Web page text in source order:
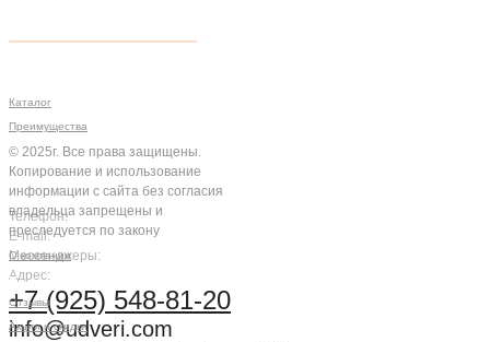
Телефон:
E-mail:
Мессенджеры:
Адрес:
+7 (925) 548-81-20
info@udveri.com
Мы на связи
Каталог
Преимущества
© 2025г. Все права защищены.
Копирование и использование
информации с сайта без согласия
владельца запрещены и
преследуется по закону
О компании
Компания
Отзывы
Акции и скидки